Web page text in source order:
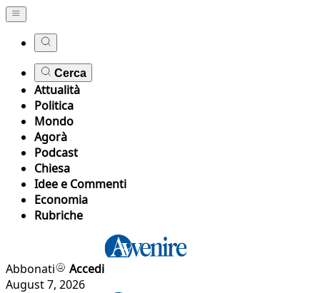
Cerca
Attualità
Politica
Mondo
Agorà
Podcast
Chiesa
Idee e Commenti
Economia
Rubriche
Abbonati
Accedi
August 7, 2026